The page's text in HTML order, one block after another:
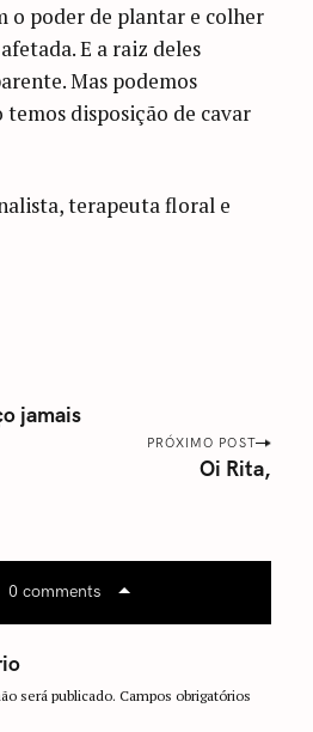
o poder de plantar e colher
E a raiz deles
Mas podemos
disposição de cavar
terapeuta floral e
jamais
PRÓXIMO POST
Oi Rita,
0 comments
será publicado. Campos obrigatórios